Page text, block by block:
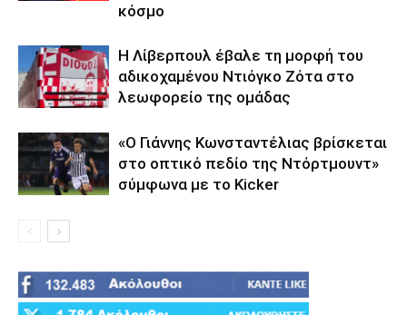
κόσμο
Η Λίβερπουλ έβαλε τη μορφή του
αδικοχαμένου Ντιόγκο Ζότα στο
λεωφορείο της ομάδας
«Ο Γιάννης Κωνσταντέλιας βρίσκεται
στο οπτικό πεδίο της Ντόρτμουντ»
σύμφωνα με το Kicker